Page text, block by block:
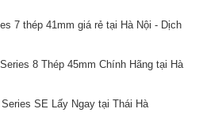
7 thép 41mm giá rẻ tại Hà Nội - Dịch
8 Thép 45mm Chính Hãng tại Hà
SE Lấy Ngay tại Thái Hà